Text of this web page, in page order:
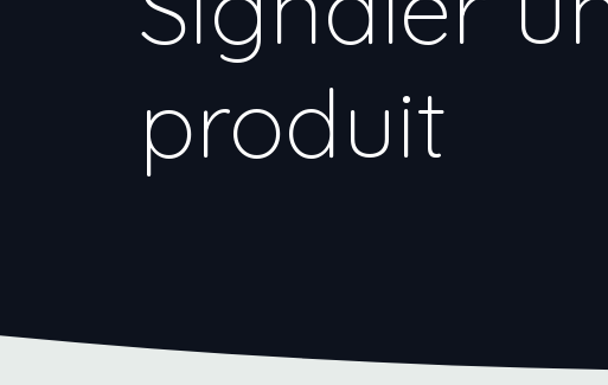
produit